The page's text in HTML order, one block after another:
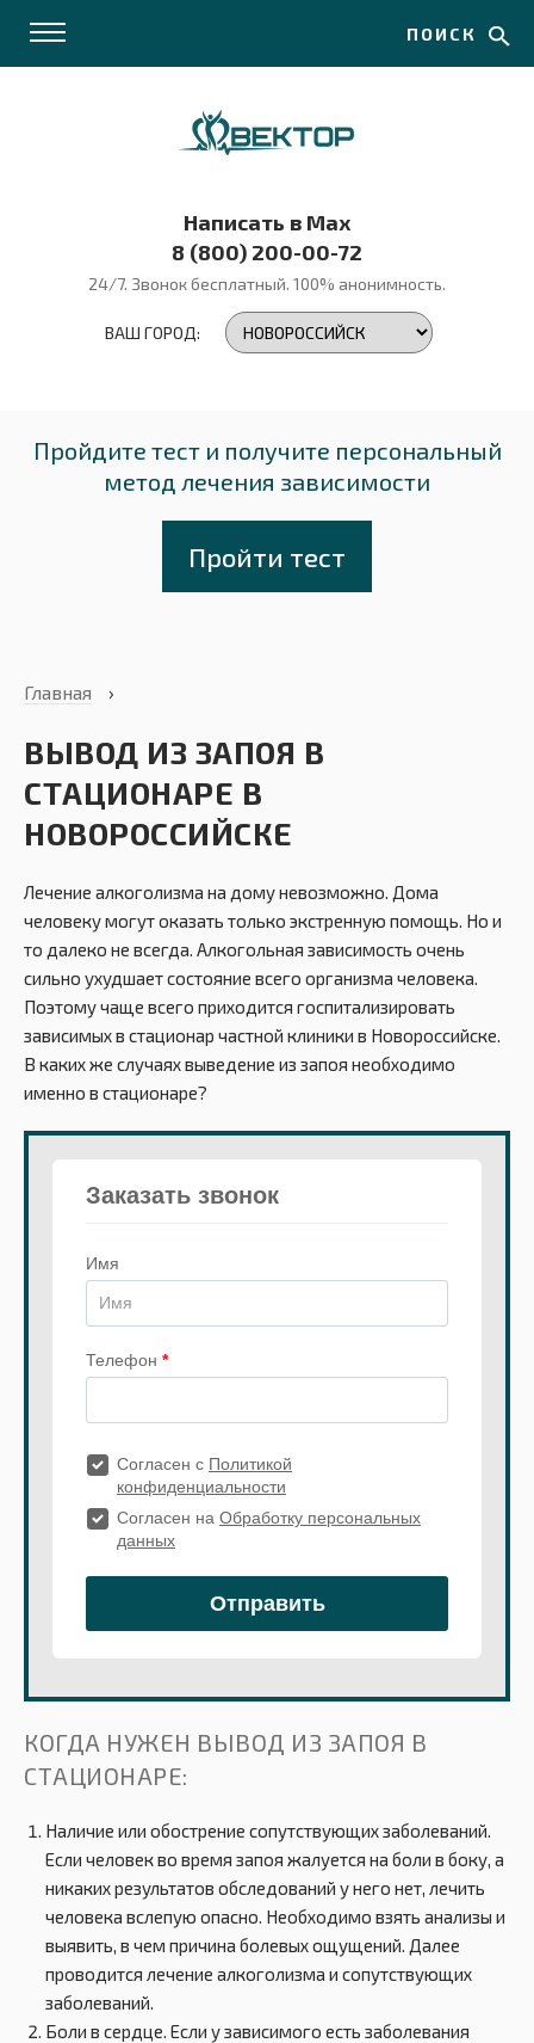
ПОИСК
Написать в Max
8 (800) 200-00-72
24/7. Звонок бесплатный. 100% анонимность.
ВАШ ГОРОД:
Пройдите тест и получите персональный
метод лечения зависимости
Пройти тест
Главная ›
ВЫВОД ИЗ ЗАПОЯ В
СТАЦИОНАРЕ В
НОВОРОССИЙСКЕ
Лечение алкоголизма на дому невозможно. Дома
человеку могут оказать только экстренную помощь. Но и
то далеко не всегда. Алкогольная зависимость очень
сильно ухудшает состояние всего организма человека.
Поэтому чаще всего приходится госпитализировать
зависимых в стационар частной клиники в Новороссийске.
В каких же случаях выведение из запоя необходимо
именно в стационаре?
КОГДА НУЖЕН ВЫВОД ИЗ ЗАПОЯ В
СТАЦИОНАРЕ:
Наличие или обострение сопутствующих заболеваний.
Если человек во время запоя жалуется на боли в боку, а
никаких результатов обследований у него нет, лечить
человека вслепую опасно. Необходимо взять анализы и
выявить, в чем причина болевых ощущений. Далее
проводится лечение алкоголизма и сопутствующих
заболеваний.
Боли в сердце. Если у зависимого есть заболевания